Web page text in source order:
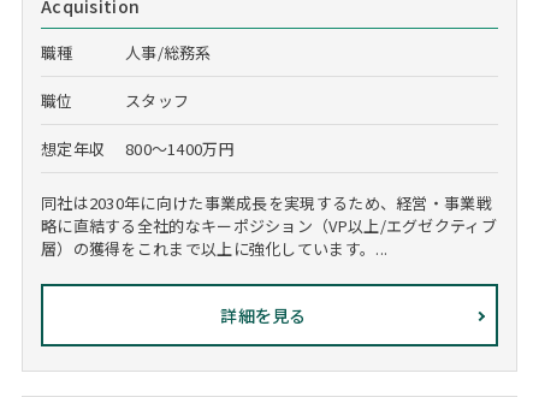
Acquisition
職種 人事/総務系
職位 スタッフ
想定年収 800～1400万円
同社は2030年に向けた事業成長を実現するため、経営・事業戦
略に直結する全社的なキーポジション（VP以上/エグゼクティブ
層）の獲得をこれまで以上に強化しています。...
詳細を見る